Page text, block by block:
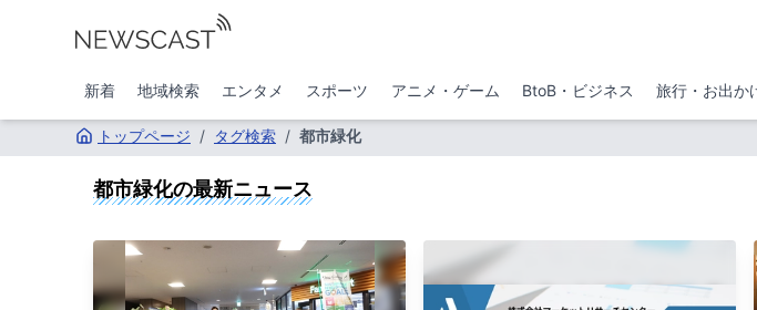
新着 地域検索 エンタメ スポーツ アニメ・ゲーム BtoB・ビジネス 旅行・お出か
トップページ / タグ検索 / 都市緑化
都市緑化の最新ニュース